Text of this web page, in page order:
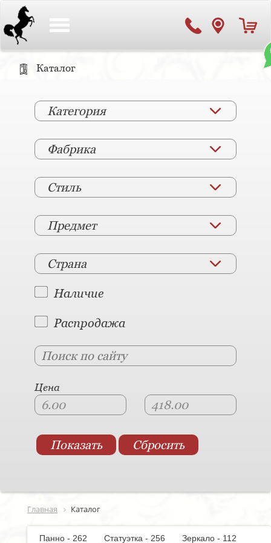
Каталог
Категория
Фабрика
Стиль
Предмет
Страна
Наличие
Распродажа
Цена
Главная Каталог
Панно - 262 Статуэтка - 256
Зеркало - 112